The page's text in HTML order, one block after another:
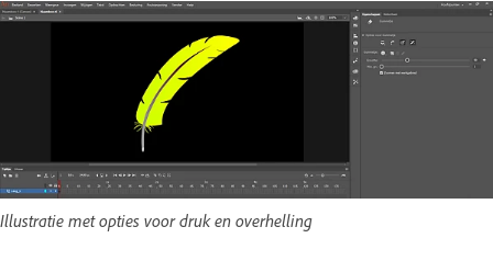
Illustratie met opties voor druk en overhelling